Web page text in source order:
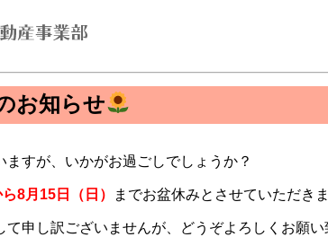
お知らせ
ますが、いかがお過ごしでしょうか？
8月15日（日） までお盆休みとさせていただきま
て申し訳ございませんが、どうぞよろしくお願い